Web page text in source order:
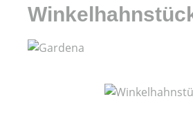
Bildergalerie überspringen